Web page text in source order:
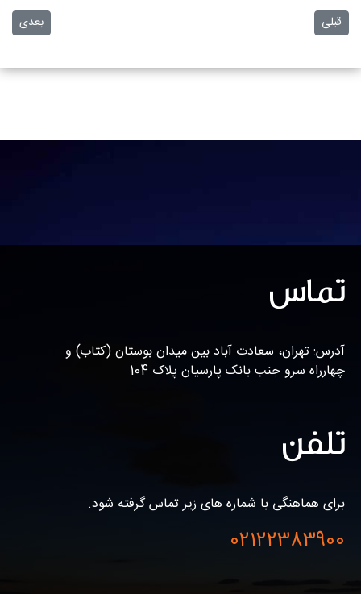
مطلب قبلی: سینوس لیفت
قبلی مطلب
بعدی
تماس
آدرس: تهران، سعادت آباد بین میدان بوستان (کتاب) و
چهارراه سرو جنب بانک پارسیان پلاک 104
تلفن
برای هماهنگی با شماره های زیر تماس گرفته شود.
02122383900